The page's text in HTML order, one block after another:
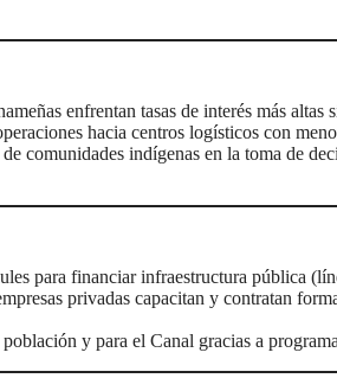
enfrentan tasas de interés más
hacia centros logísticos con
comunidades indígenas en la toma de
para financiar infraestructura pública
privadas capacitan y contratan
y para el Canal gracias a